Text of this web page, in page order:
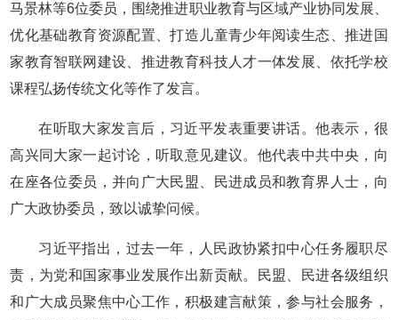
马景林等6位委员，围绕推进职业教育与区域产业协同发展、
优化基础教育资源配置、打造儿童青少年阅读生态、推进国
家教育智联网建设、推进教育科技人才一体发展、依托学校
课程弘扬传统文化等作了发言。
在听取大家发言后，习近平发表重要讲话。他表示，很
高兴同大家一起讨论，听取意见建议。他代表中共中央，向
在座各位委员，并向广大民盟、民进成员和教育界人士，向
广大政协委员，致以诚挚问候。
习近平指出，过去一年，人民政协紧扣中心任务履职尽
责，为党和国家事业发展作出新贡献。民盟、民进各级组织
和广大成员聚焦中心工作，积极建言献策，参与社会服务，